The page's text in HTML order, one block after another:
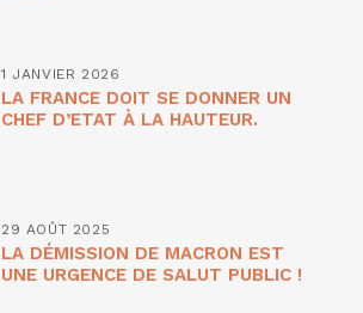
1 JANVIER 2026
LA FRANCE DOIT SE DONNER UN
CHEF D’ETAT À LA HAUTEUR.
29 AOÛT 2025
LA DÉMISSION DE MACRON EST
UNE URGENCE DE SALUT PUBLIC !